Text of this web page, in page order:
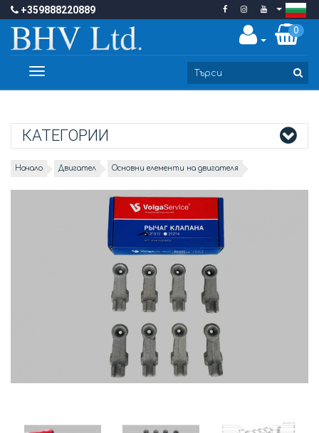
+359888220889
0
Toggle
КАТЕГОРИИ
Начало Двигател Основни елементи на двигателя